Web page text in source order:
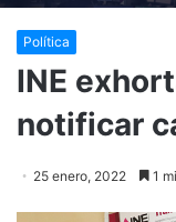
Política
INE
notificar
25 enero, 2022 1